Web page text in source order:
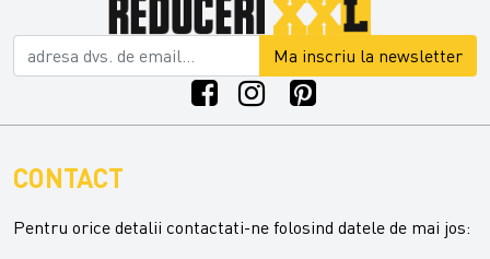
Ma inscriu la newsletter
CONTACT
Pentru orice detalii contactati-ne folosind datele de mai jos: